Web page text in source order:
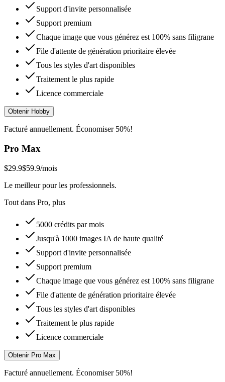
Support d'invite personnalisée
Support premium
Chaque image que vous générez est 100% sans filigrane
File d'attente de génération prioritaire élevée
Tous les styles d'art disponibles
Traitement le plus rapide
Licence commerciale
Obtenir Hobby
Facturé annuellement. Économiser 50%!
Pro Max
$29.9$59.9/mois
Le meilleur pour les professionnels.
Tout dans Pro, plus
5000 crédits par mois
Jusqu'à 1000 images IA de haute qualité
Support d'invite personnalisée
Support premium
Chaque image que vous générez est 100% sans filigrane
File d'attente de génération prioritaire élevée
Tous les styles d'art disponibles
Traitement le plus rapide
Licence commerciale
Obtenir Pro Max
Facturé annuellement. Économiser 50%!